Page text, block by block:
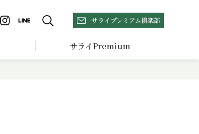
サライプレミアム倶楽部
サライPremium